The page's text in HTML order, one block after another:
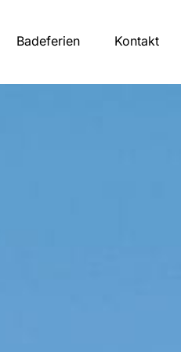
Badeferien Kontakt